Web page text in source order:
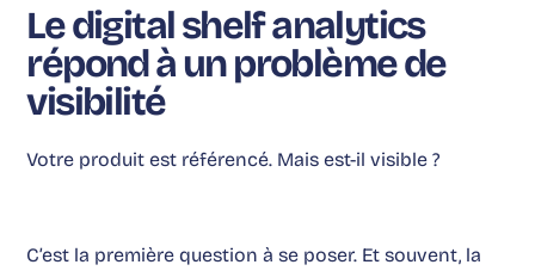
Le digital shelf analytics
répond à un problème de
visibilité
Votre produit est référencé. Mais est-il visible ?
C’est la première question à se poser. Et souvent, la